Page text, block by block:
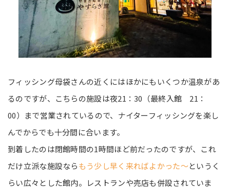
フィッシング母袋さんの近くにはほかにもいくつか温泉があ
るのですが、こちらの施設は夜21：30（最終入館 21：
00）まで営業されているので、ナイターフィッシングを楽し
んでからでも十分間に合います。
到着したのは閉館時間の1時間ほど前だったのですが、これ
だけ立派な施設ならもう少し早く来ればよかった～というく
らい広々とした館内。レストランや売店も併設されていま